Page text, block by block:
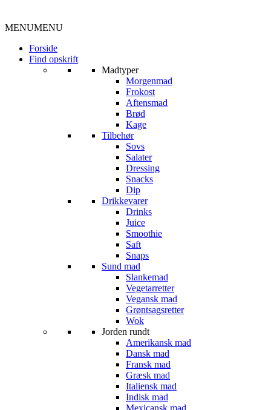
MENUMENU
Forside
Find opskrift
Madtyper
Morgenmad
Frokost
Aftensmad
Brød
Kage
Tilbehør
Sovs
Salater
Dressing
Snacks
Dip
Drikkevarer
Drinks
Juice
Smoothie
Saft
Snaps
Sund mad
Slankemad
Vegetarretter
Vegansk mad
Grøntsagsretter
Wok
Jorden rundt
Amerikansk mad
Dansk mad
Fransk mad
Græsk mad
Italiensk mad
Indisk mad
Mexicansk mad